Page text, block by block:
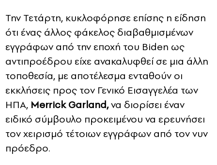
Την Τετάρτη, κυκλοφόρησε επίσης η είδηση
ότι ένας άλλος φάκελος διαβαθμισμένων
εγγράφων από την εποχή του Biden ως
αντιπροέδρου είχε ανακαλυφθεί σε μια άλλη
τοποθεσία, με αποτέλεσμα ενταθούν οι
εκκλήσεις προς τον Γενικό Εισαγγελέα των
ΗΠΑ, Merrick Garland,να διορίσει έναν
ειδικό σύμβουλο προκειμένου να ερευνήσει
τον χειρισμό τέτοιων εγγράφων από τον νυν
πρόεδρο.